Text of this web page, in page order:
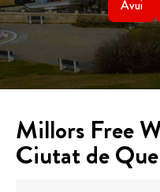
Avui
Millors Free
Ciutat de